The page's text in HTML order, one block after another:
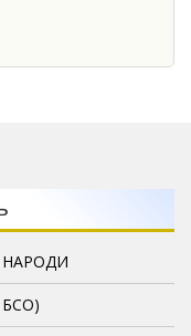
НАРОДИ
БСО)